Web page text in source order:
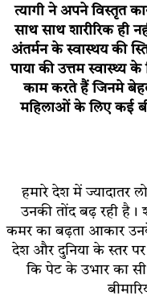
त्यागी ने अपने विस्तृत
साथ साथ शारीरिक ही
अंतर्मन के स्वास्थय की
पाया की उत्तम स्वास्थ्य
काम करते हैं जिनमे
महिलाओं के लिए कई
हमारे देश में ज्यादातर
उनकी तोंद बढ़ रही
कमर का बढ़ता आकार
देश और दुनिया के स्तर
कि पेट के उभार का